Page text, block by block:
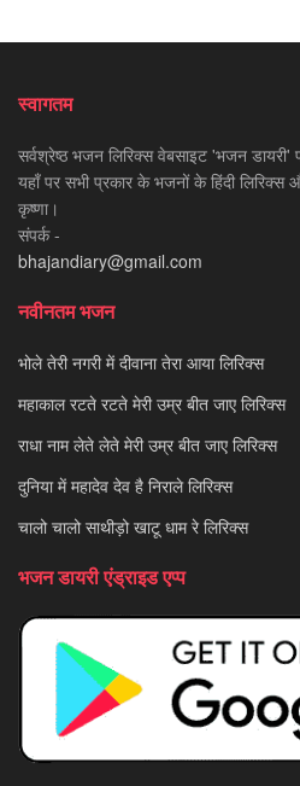
स्वागतम
सर्वश्रेष्ठ भजन लिरिक्स वेबसाइट 'भजन
यहाँ पर सभी प्रकार के भजनों के हिंदी
कृष्णा।
संपर्क -
bhajandiary@gmail.com
नवीनतम भजन
भोले तेरी नगरी में दीवाना तेरा आया लिरिक्स
महाकाल रटते रटते मेरी उम्र बीत जाए लिरिक्स
राधा नाम लेते लेते मेरी उम्र बीत जाए लिरिक्स
दुनिया में महादेव देव है निराले लिरिक्स
चालो चालो साथीड़ो खाटू धाम रे लिरिक्स
भजन डायरी एंड्राइड एप्प